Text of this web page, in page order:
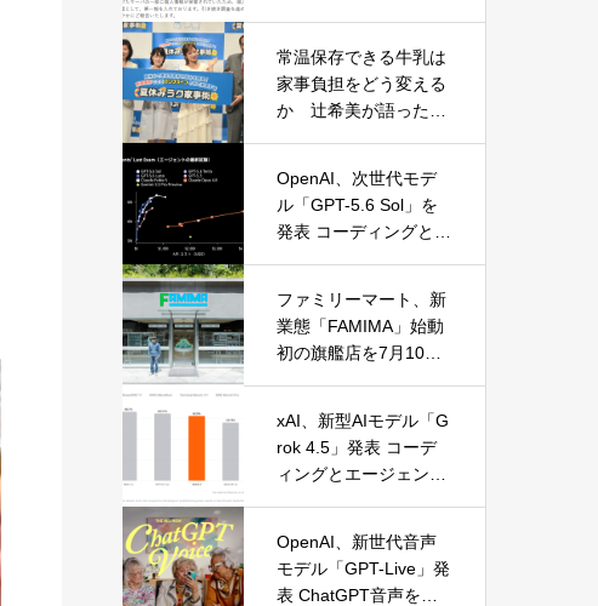
常温保存できる牛乳は
家事負担をどう変える
か 辻希美が語った夏
OpenAI、次世代モデ
ル「GPT-5.6 Sol」を
発表 コーディングとサ
ファミリーマート、新
業態「FAMIMA」始動
初の旗艦店を7月10日
xAI、新型AIモデル「G
rok 4.5」発表 コーデ
ィングとエージェント
OpenAI、新世代音声
モデル「GPT-Live」発
表 ChatGPT音声を全